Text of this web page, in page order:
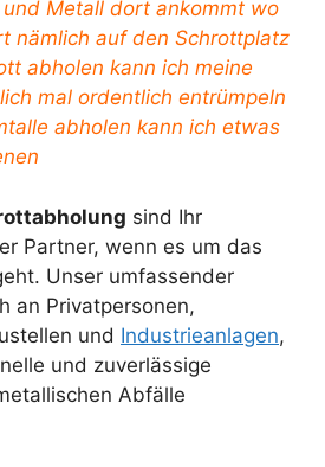
Metall dort ankommt wo
nämlich auf den Schrottplatz
abholen kann ich meine
mal ordentlich entrümpeln
abholen kann ich etwas
sind Ihr
Partner, wenn es um das
Unser umfassender
an Privatpersonen,
und Industrieanlagen,
und zuverlässige
Abfälle